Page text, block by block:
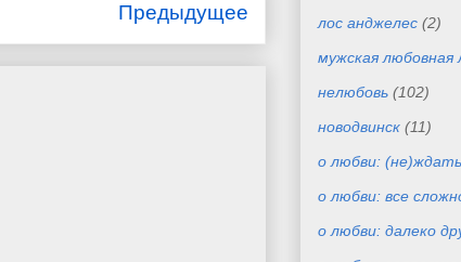
Предыдущее
лос анджелес (2)
мужская любовная
нелюбовь (102)
новодвинск (11)
о любви:
о любви: все
о любви: далеко